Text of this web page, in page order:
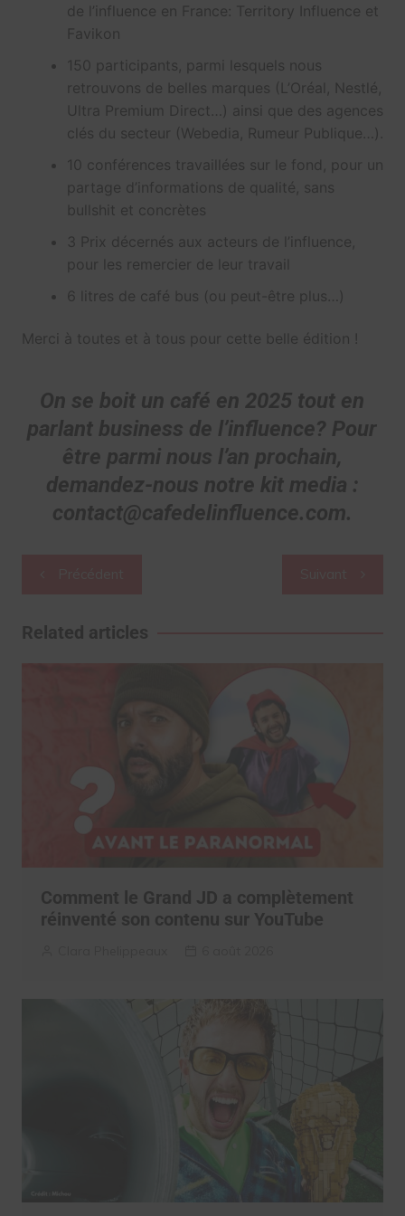
de l’influence en France: Territory Influence et
Favikon
150 participants, parmi lesquels nous
retrouvons de belles marques (L’Oréal, Nestlé,
Ultra Premium Direct…) ainsi que des agences
clés du secteur (Webedia, Rumeur Publique…).
10 conférences travaillées sur le fond, pour un
partage d’informations de qualité, sans
bullshit et concrètes
3 Prix décernés aux acteurs de l’influence,
pour les remercier de leur travail
6 litres de café bus (ou peut-être plus…)
Merci à toutes et à tous pour cette belle édition !
On se boit un café en 2025 tout en
parlant business de l’influence? Pour
être parmi nous l’an prochain,
demandez-nous notre kit media :
contact@cafedelinfluence.com.
l’article
Related articles
Comment le Grand JD a complètement
réinventé son contenu sur YouTube